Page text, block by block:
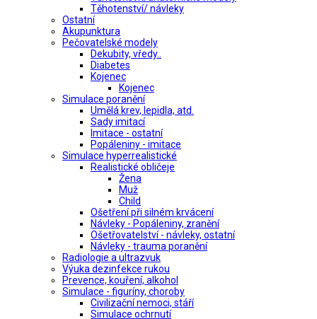
Těhotenství/ návleky
Ostatní
Akupunktura
Pečovatelské modely
Dekubity, vředy..
Diabetes
Kojenec
Kojenec
Simulace poranění
Umělá krev, lepidla, atd.
Sady imitací
Imitace - ostatní
Popáleniny - imitace
Simulace hyperrealistické
Realistické obličeje
Žena
Muž
Child
Ošetření při silném krvácení
Návleky - Popáleniny, zranění
Ošetřovatelství - návleky, ostatní
Návleky - trauma poranění
Radiologie a ultrazvuk
Výuka dezinfekce rukou
Prevence, kouření, alkohol
Simulace - figuríny, choroby
Civilizační nemoci, stáří
Simulace ochrnutí